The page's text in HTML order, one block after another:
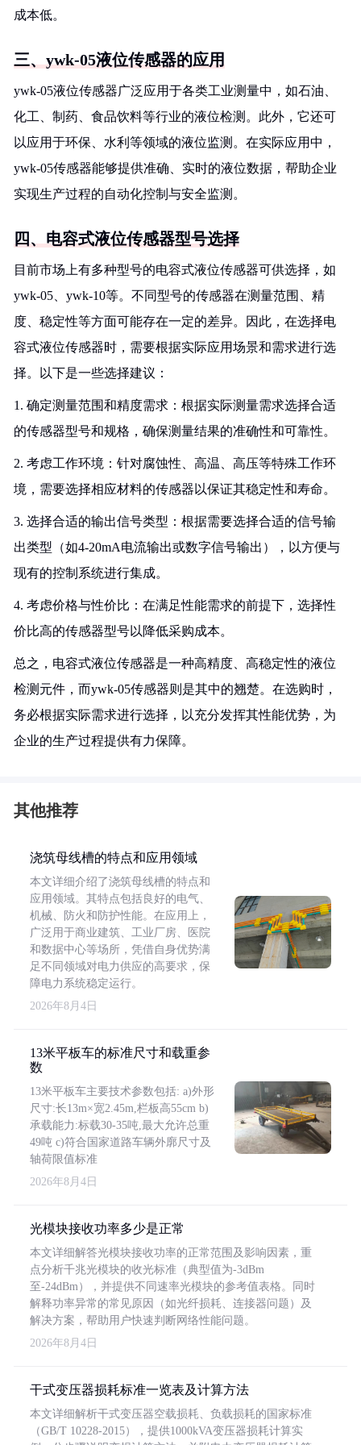
成本低。
三、ywk-05液位传感器的应用
ywk-05液位传感器广泛应用于各类工业测量中，如石油、
化工、制药、食品饮料等行业的液位检测。此外，它还可
以应用于环保、水利等领域的液位监测。在实际应用中，
ywk-05传感器能够提供准确、实时的液位数据，帮助企业
实现生产过程的自动化控制与安全监测。
四、电容式液位传感器型号选择
目前市场上有多种型号的电容式液位传感器可供选择，如
ywk-05、ywk-10等。不同型号的传感器在测量范围、精
度、稳定性等方面可能存在一定的差异。因此，在选择电
容式液位传感器时，需要根据实际应用场景和需求进行选
择。以下是一些选择建议：
1. 确定测量范围和精度需求：根据实际测量需求选择合适
的传感器型号和规格，确保测量结果的准确性和可靠性。
2. 考虑工作环境：针对腐蚀性、高温、高压等特殊工作环
境，需要选择相应材料的传感器以保证其稳定性和寿命。
3. 选择合适的输出信号类型：根据需要选择合适的信号输
出类型（如4-20mA电流输出或数字信号输出），以方便与
现有的控制系统进行集成。
4. 考虑价格与性价比：在满足性能需求的前提下，选择性
价比高的传感器型号以降低采购成本。
总之，电容式液位传感器是一种高精度、高稳定性的液位
检测元件，而ywk-05传感器则是其中的翘楚。在选购时，
务必根据实际需求进行选择，以充分发挥其性能优势，为
企业的生产过程提供有力保障。
其他推荐
浇筑母线槽的特点和应用领域
本文详细介绍了浇筑母线槽的特点和
应用领域。其特点包括良好的电气、
机械、防火和防护性能。在应用上，
广泛用于商业建筑、工业厂房、医院
和数据中心等场所，凭借自身优势满
足不同领域对电力供应的高要求，保
障电力系统稳定运行。
2026年8月4日
13米平板车的标准尺寸和载重参
数
13米平板车主要技术参数包括: a)外形
尺寸:长13m×宽2.45m,栏板高55cm b)
承载能力:标载30-35吨,最大允许总重
49吨 c)符合国家道路车辆外廓尺寸及
轴荷限值标准
2026年8月4日
光模块接收功率多少是正常
本文详细解答光模块接收功率的正常范围及影响因素，重
点分析千兆光模块的收光标准（典型值为-3dBm
至-24dBm），并提供不同速率光模块的参考值表格。同时
解释功率异常的常见原因（如光纤损耗、连接器问题）及
解决方案，帮助用户快速判断网络性能问题。
2026年8月4日
干式变压器损耗标准一览表及计算方法
本文详细解析干式变压器空载损耗、负载损耗的国家标准
（GB/T 10228-2015），提供1000kVA变压器损耗计算实